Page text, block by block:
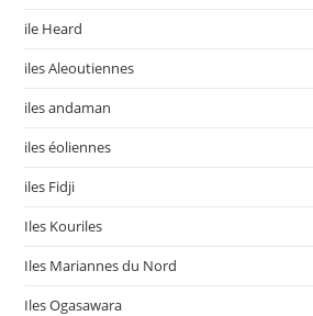
ile Heard
iles Aleoutiennes
iles andaman
iles éoliennes
iles Fidji
Iles Kouriles
Iles Mariannes du Nord
Iles Ogasawara